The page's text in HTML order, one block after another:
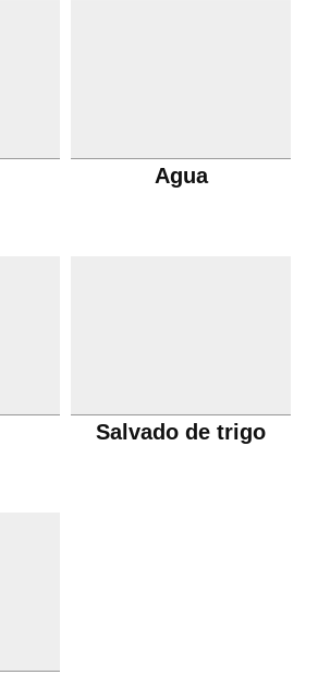
Agua
Salvado de trigo